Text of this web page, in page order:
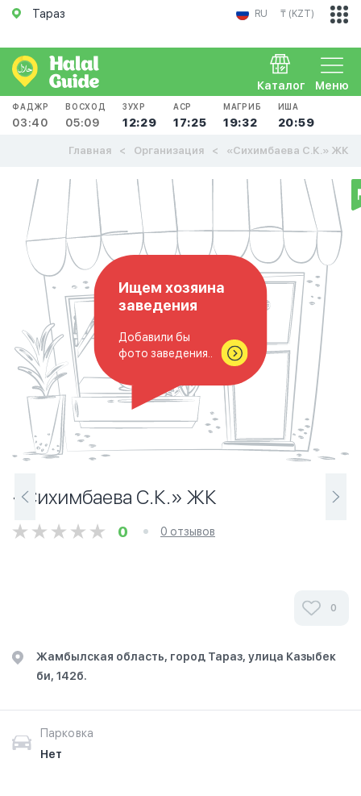
Тараз RU ₸ (KZT)
Меню
Каталог
ФАДЖР
03:40
ВОСХОД
05:09
ЗУХР
12:29
АСР
17:25
МАГРИБ
19:32
ИША
20:59
Главная Организация «Сихимбаева С.К.» ЖК
Ищем хозяина
заведения
Добавили бы
фото заведения..
«Сихимбаева С.К.» ЖК
0 0 отзывов
0
Жамбылская область, город Тараз, улица Казыбек
би, 142б.
Парковка
Нет